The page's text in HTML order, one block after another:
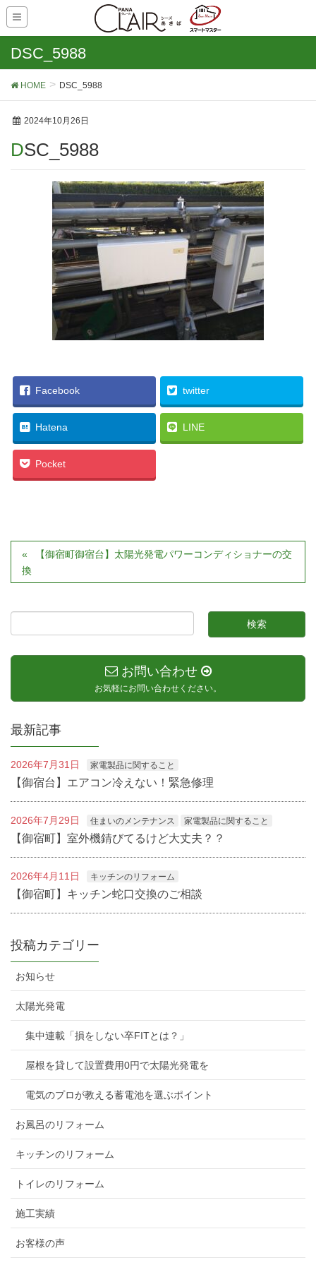
DSC_5988
HOME DSC_5988
2024年10月26日
DSC_5988
Facebook twitter
Hatena LINE
Pocket
【御宿町御宿台】太陽光発電パワーコンディショナーの交
換
お問い合わせ
お気軽にお問い合わせください。
最新記事
2026年7月31日 家電製品に関すること
【御宿台】エアコン冷えない！緊急修理
2026年7月29日 住まいのメンテナンス 家電製品に関すること
【御宿町】室外機錆びてるけど大丈夫？？
2026年4月11日 キッチンのリフォーム
【御宿町】キッチン蛇口交換のご相談
投稿カテゴリー
お知らせ
太陽光発電
集中連載「損をしない卒FITとは？」
屋根を貸して設置費用0円で太陽光発電を
電気のプロが教える蓄電池を選ぶポイント
お風呂のリフォーム
キッチンのリフォーム
トイレのリフォーム
施工実績
お客様の声